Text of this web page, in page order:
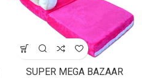
SUPER MEGA BAZAAR